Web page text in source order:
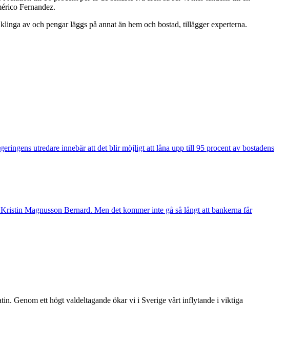
Fernandez.
av och pengar läggs på annat än hem och bostad, tillägger experterna.
utredare innebär att det blir möjligt att låna upp till 95 procent av bostadens
Magnusson Bernard. Men det kommer inte gå så långt att bankerna får
Genom ett högt valdeltagande ökar vi i Sverige vårt inflytande i viktiga